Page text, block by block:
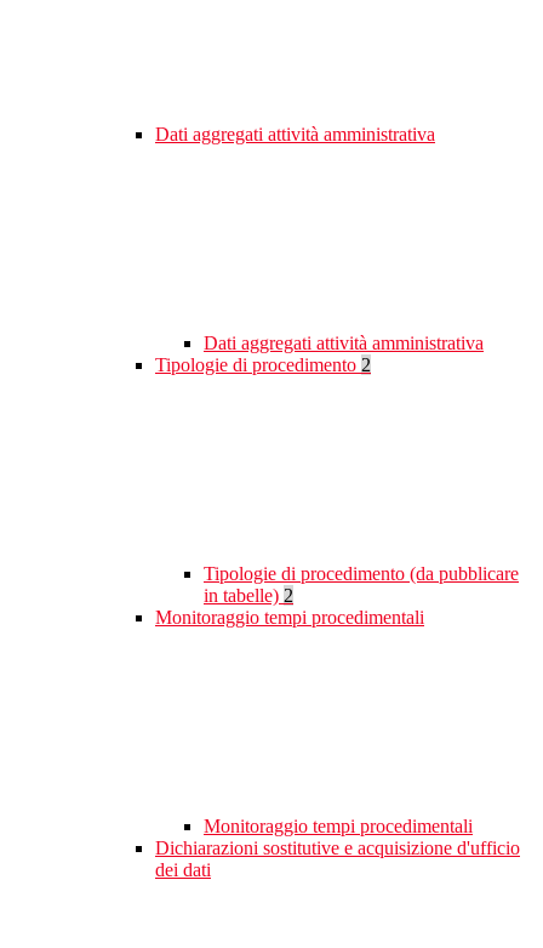
Dati aggregati attività amministrativa
Dati aggregati attività amministrativa
Tipologie di procedimento 2
Tipologie di procedimento (da pubblicare
in tabelle) 2
Monitoraggio tempi procedimentali
Monitoraggio tempi procedimentali
Dichiarazioni sostitutive e acquisizione d'ufficio
dei dati